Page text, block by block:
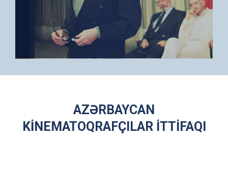
AZƏRBAYCAN
KİNEMATOQRAFÇILAR İTTİFAQI